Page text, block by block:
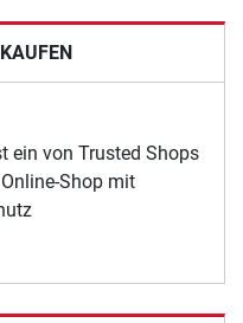
ein von Trusted Shops
Shop mit